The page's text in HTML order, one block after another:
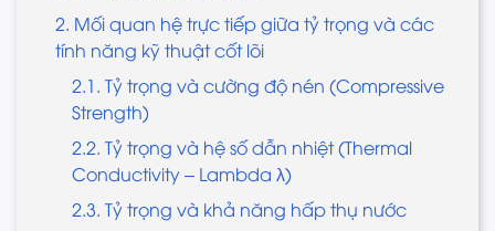
2. Mối quan hệ trực tiếp giữa tỷ trọng và các
tính năng kỹ thuật cốt lõi
2.1. Tỷ trọng và cường độ nén (Compressive
Strength)
2.2. Tỷ trọng và hệ số dẫn nhiệt (Thermal
Conductivity – Lambda λ)
2.3. Tỷ trọng và khả năng hấp thụ nước